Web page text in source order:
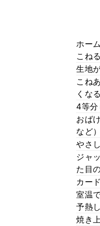
ホー
こねる
生地
こね
くな
4等
おば
など）
やさ
ジャ
た目
カー
室温
予熱
焼き